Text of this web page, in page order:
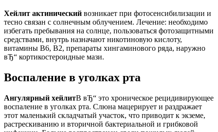
Хейлит актинический возникает при фотосенсибилизации и
тесно связан с солнечным облучением. Лечение: необходимо
избегать пребывания на солнце, пользоваться фотозащитными
средствами, внутрь назначают никотиновую кислоту,
витамины В6, В2, препараты хингаминового ряда, наружно
вЂ“ кортикостероидные мази.
Воспаление в уголках рта
Ангулярный хейлитВ вЂ“ это хроническое рецидивирующее
воспаление в уголках рта. Слюна мацерирует и раздражает
этот маленький складчатый участок, что приводит к экземе,
растрескиванию и вторичной бактериальной и грибковой